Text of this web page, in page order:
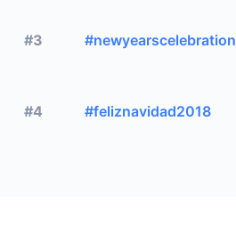
#3 #newyearscelebration
#4 #feliznavidad2018